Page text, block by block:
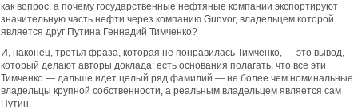
как вопрос: а почему государственные нефтяные компании экспортируют
значительную часть нефти через компанию Gunvor, владельцем которой
является друг Путина Геннадий Тимченко?
И, наконец, третья фраза, которая не понравилась Тимченко, — это вывод,
который делают авторы доклада: есть основания полагать, что все эти
Тимченко — дальше идет целый ряд фамилий — не более чем номинальные
владельцы крупной собственности, а реальным владельцем является сам
Путин.